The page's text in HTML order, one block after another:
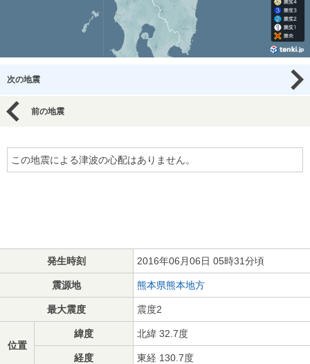
次の地震
前の地震
この地震による津波の心配はありません。
発生時刻 2016年06月06日 05時31分頃
震源地 熊本県熊本地方
最大震度 震度2
位置
緯度 北緯 32.7度
経度 東経 130.7度